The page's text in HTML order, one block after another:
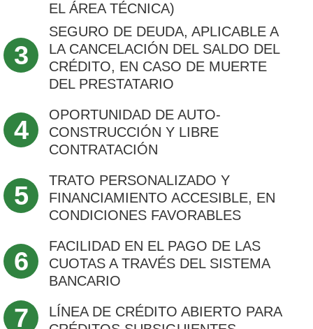
EL ÁREA TÉCNICA)
3
SEGURO DE DEUDA, APLICABLE A
LA CANCELACIÓN DEL SALDO DEL
CRÉDITO, EN CASO DE MUERTE
DEL PRESTATARIO
4
OPORTUNIDAD DE AUTO-
CONSTRUCCIÓN Y LIBRE
CONTRATACIÓN
5
TRATO PERSONALIZADO Y
FINANCIAMIENTO ACCESIBLE, EN
CONDICIONES FAVORABLES
6
FACILIDAD EN EL PAGO DE LAS
CUOTAS A TRAVÉS DEL SISTEMA
BANCARIO
7
LÍNEA DE CRÉDITO ABIERTO PARA